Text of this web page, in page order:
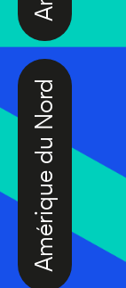
Amérique du Nord